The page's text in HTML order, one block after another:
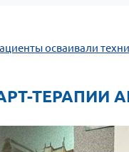
осваивали